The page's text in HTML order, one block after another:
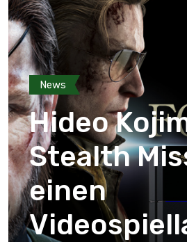
News
Hideo
Stealth
einen